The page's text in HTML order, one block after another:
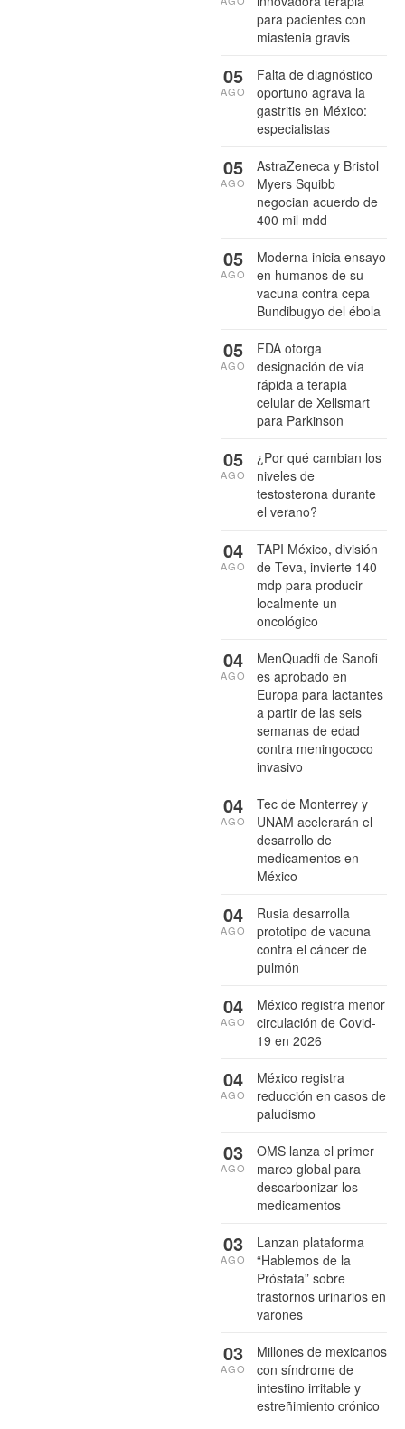
para pacientes con
miastenia gravis
Falta de diagnóstico
oportuno agrava la
gastritis en México:
especialistas
05
AGO
AstraZeneca y Bristol
Myers Squibb
negocian acuerdo de
400 mil mdd
05
AGO
Moderna inicia ensayo
en humanos de su
vacuna contra cepa
Bundibugyo del ébola
05
AGO
FDA otorga
designación de vía
rápida a terapia
celular de Xellsmart
para Parkinson
05
AGO
¿Por qué cambian los
niveles de
testosterona durante
el verano?
05
AGO
TAPI México, división
de Teva, invierte 140
mdp para producir
localmente un
oncológico
04
AGO
MenQuadfi de Sanofi
es aprobado en
Europa para lactantes
a partir de las seis
semanas de edad
contra meningococo
invasivo
04
AGO
Tec de Monterrey y
UNAM acelerarán el
desarrollo de
medicamentos en
México
04
AGO
Rusia desarrolla
prototipo de vacuna
contra el cáncer de
pulmón
04
AGO
México registra menor
circulación de Covid-
19 en 2026
04
AGO
México registra
reducción en casos de
paludismo
04
AGO
OMS lanza el primer
marco global para
descarbonizar los
medicamentos
03
AGO
Lanzan plataforma
“Hablemos de la
Próstata” sobre
trastornos urinarios en
varones
03
AGO
Millones de mexicanos
con síndrome de
intestino irritable y
estreñimiento crónico
03
AGO